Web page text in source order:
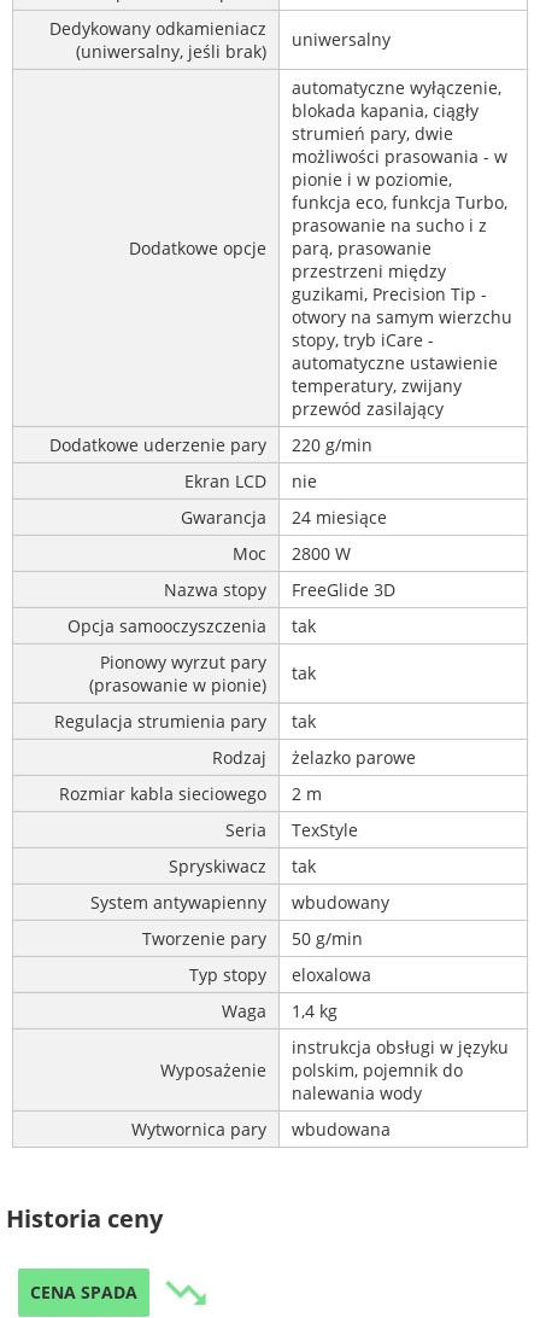
Dedykowany odkamieniacz
(uniwersalny, jeśli brak)
uniwersalny
Dodatkowe opcje
automatyczne wyłączenie,
blokada kapania, ciągły
strumień pary, dwie
możliwości prasowania - w
pionie i w poziomie,
funkcja eco, funkcja Turbo,
prasowanie na sucho i z
parą, prasowanie
przestrzeni między
guzikami, Precision Tip -
otwory na samym wierzchu
stopy, tryb iCare -
automatyczne ustawienie
temperatury, zwijany
przewód zasilający
Dodatkowe uderzenie pary
220 g/min
Ekran LCD
nie
Gwarancja
24 miesiące
Moc
2800 W
Nazwa stopy
FreeGlide 3D
Opcja samooczyszczenia
tak
Pionowy wyrzut pary
(prasowanie w pionie)
tak
Regulacja strumienia pary
tak
Rodzaj
żelazko parowe
Rozmiar kabla sieciowego
2 m
Seria
TexStyle
Spryskiwacz
tak
System antywapienny
wbudowany
Tworzenie pary
50 g/min
Typ stopy
eloxalowa
Waga
1,4 kg
Wyposażenie
instrukcja obsługi w języku
polskim, pojemnik do
nalewania wody
Wytwornica pary
wbudowana
Historia ceny
CENA SPADA trending_down